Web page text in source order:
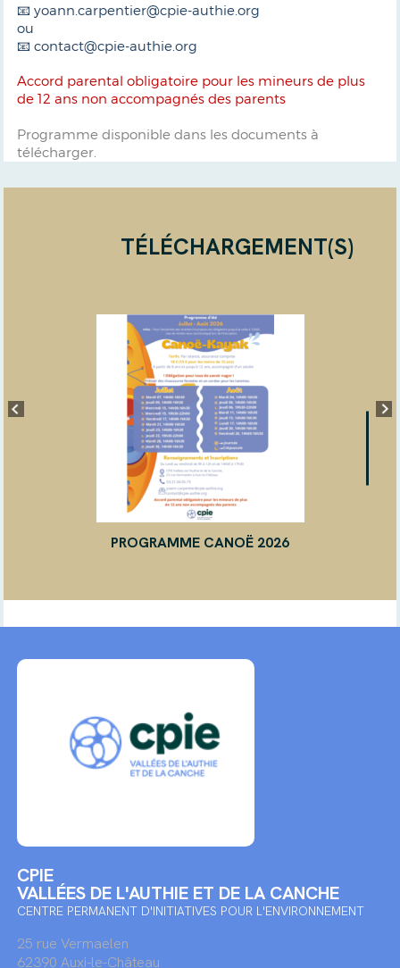
📧 yoann.carpentier@cpie-authie.org
ou
📧 contact@cpie-authie.org
Accord parental obligatoire pour les mineurs de plus
de 12 ans non accompagnés des parents
Programme disponible dans les documents à
télécharger.
TÉLÉCHARGEMENT(S)
PROGRAMME CANOË 2026
CPIE
VALLÉES DE L'AUTHIE ET DE LA CANCHE
CENTRE PERMANENT D'INITIATIVES POUR L'ENVIRONNEMENT
25 rue Vermaelen
62390 Auxi-le-Château